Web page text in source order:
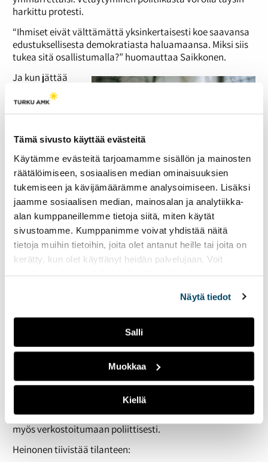
Tämä sivusto käyttää evästeitä
Käytämme evästeitä tarjoamamme sisällön ja mainosten
räätälöimiseen, sosiaalisen median ominaisuuksien
tukemiseen ja kävijämäärämme analysoimiseen. Lisäksi
jaamme sosiaalisen median, mainosalan ja analytiikka-
alan kumppaneillemme tietoja siitä, miten käytät
sivustoamme. Kumppanimme voivat yhdistää näitä
tietoja muihin tietoihin, joita olet antanut heille tai joita on
kerätty, kun olet käyttänyt heidän palvelujaan. Voit
Näytä tiedot
Salli
Muokkaa
Kiellä
harkittu protesti.
“Ihmiset eivät välttämättä yksinkertaisesti koe saavansa
edustuksellisesta demokratiasta haluamaansa. Miksi siis
tukea sitä osallistumalla?” huomauttaa Saikkonen.
Sitran Demokratia ja osallisuus -teeman
johtaja Veera Heinonen. Kuva: Miikka
Pirinen.
Ja kun jättää
osallistumatta,
niin joku toinen
kyllä ottaa
tilan
itselleen. Hyvin
resurssoidut
kansalaiset eli
korkeakoulutetut, varakkaat kaupunkilaiset äänestävät ja
myös
päätöksenteon tulokset alkavat palvella yhä enenevissä
määrin juuri eliittiä, joka on aktiivisempi äänestämään ja
myös verkostoitumaan poliittisesti.
Heinonen tiivistää tilanteen: